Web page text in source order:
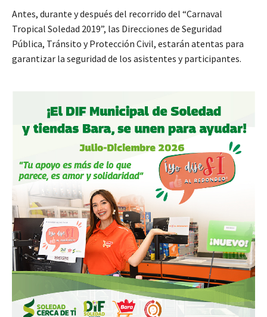
Antes, durante y después del recorrido del “Carnaval
Tropical Soledad 2019”, las Direcciones de Seguridad
Pública, Tránsito y Protección Civil, estarán atentas para
garantizar la seguridad de los asistentes y participantes.